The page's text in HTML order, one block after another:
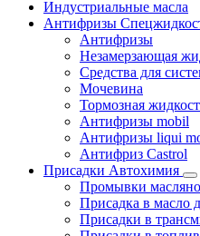
Индустриальные масла
Антифризы
Антифризы
Незамерзающая
Средства для
Мочевина
Тормозная
Антифризы mobil
Антифризы liqui
Антифриз Castrol
Присадки Автохимия
Промывки
Присадка в масло
Присадки в